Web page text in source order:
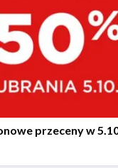
przeceny w